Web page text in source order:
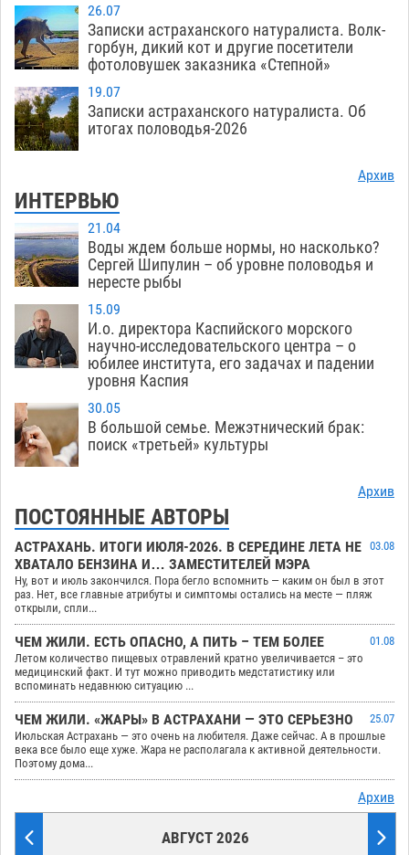
26.07
Записки астраханского натуралиста. Волк-
горбун, дикий кот и другие посетители
фотоловушек заказника «Степной»
19.07
Записки астраханского натуралиста. Об
итогах половодья-2026
Архив
ИНТЕРВЬЮ
21.04
Воды ждем больше нормы, но насколько?
Сергей Шипулин – об уровне половодья и
нересте рыбы
15.09
И.о. директора Каспийского морского
научно-исследовательского центра – о
юбилее института, его задачах и падении
уровня Каспия
30.05
В большой семье. Межэтнический брак:
поиск «третьей» культуры
Архив
ПОСТОЯННЫЕ АВТОРЫ
АСТРАХАНЬ. ИТОГИ ИЮЛЯ-2026. В СЕРЕДИНЕ ЛЕТА НЕ
ХВАТАЛО БЕНЗИНА И… ЗАМЕСТИТЕЛЕЙ МЭРА
03.08
Ну, вот и июль закончился. Пора бегло вспомнить — каким он был в этот
раз. Нет, все главные атрибуты и симптомы остались на месте — пляж
открыли, спли...
ЧЕМ ЖИЛИ. ЕСТЬ ОПАСНО, А ПИТЬ – ТЕМ БОЛЕЕ
01.08
Летом количество пищевых отравлений кратно увеличивается – это
медицинский факт. И тут можно приводить медстатистику или
вспоминать недавнюю ситуацию ...
ЧЕМ ЖИЛИ. «ЖАРЫ» В АСТРАХАНИ — ЭТО СЕРЬЕЗНО
25.07
Июльская Астрахань — это очень на любителя. Даже сейчас. А в прошлые
века все было еще хуже. Жара не располагала к активной деятельности.
Поэтому дома...
Архив
АВГУСТ 2026